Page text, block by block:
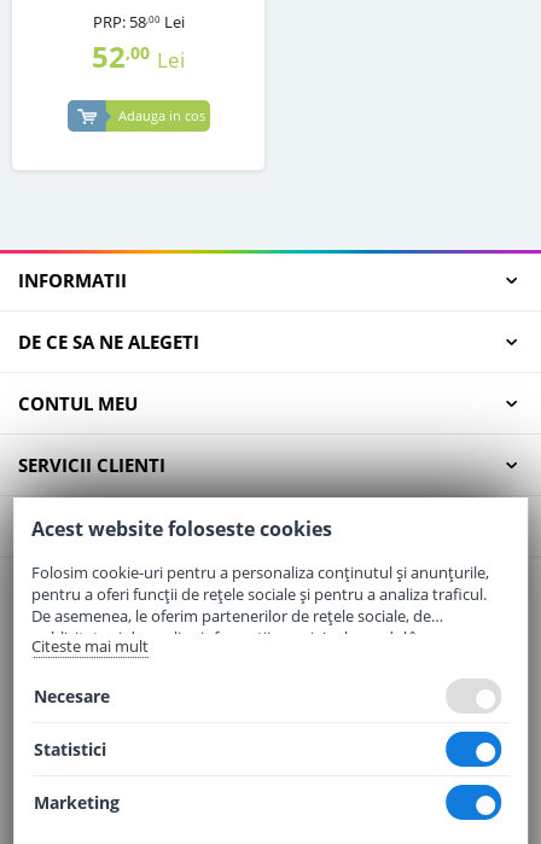
PRP: 58,00 Lei
52,00 Lei
Adauga in cos
INFORMATII
DE CE SA NE ALEGETI
CONTUL MEU
SERVICII CLIENTI
CONTACT
Email:office@elaptepraf.ro
Telefon:0745-964-449
Adresa:Sos. Borsului, Nr. 20, Oradea, Jud. Bihor
Acest website foloseste cookies
Folosim cookie-uri pentru a personaliza conținutul și anunțurile,
pentru a oferi funcții de rețele sociale și pentru a analiza traficul.
De asemenea, le oferim partenerilor de rețele sociale, de
publicitate și de analize informații cu privire la modul în care
folosiți site-ul nostru. Aceștia le pot combina cu alte informații
Citeste mai mult
Necesare
Statistici
Marketing